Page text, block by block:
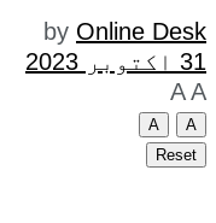
by Online Desk
31 اکتوبر 2023
A A
A
A
Reset